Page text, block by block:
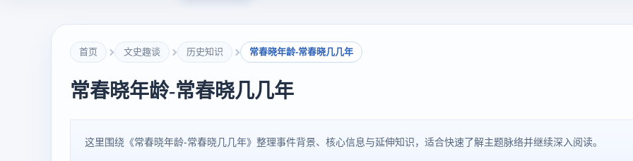
首页 文史趣谈 历史知识 常春晓年龄-常春晓几几年
常春晓年龄-常春晓几几年
这里围绕《常春晓年龄-常春晓几几年》整理事件背景、核心信息与延伸知识，适合快速了解主题脉络并继续深入阅读。